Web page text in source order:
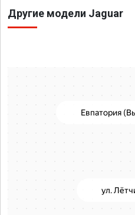
Другие модели Jaguar